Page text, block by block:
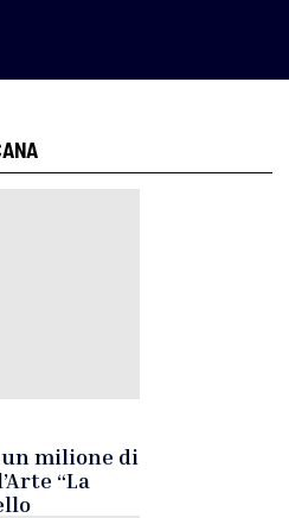
un milione di
“La